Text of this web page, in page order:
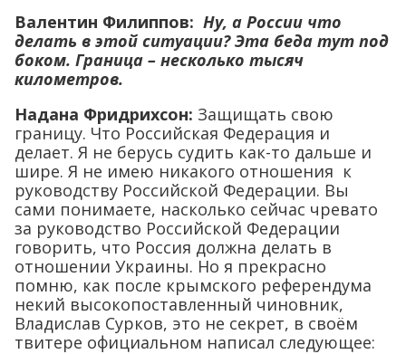
Валентин Филиппов: Ну, а России что
делать в этой ситуации? Эта беда тут под
боком. Граница – несколько тысяч
километров.
Надана Фридрихсон: Защищать свою
границу. Что Российская Федерация и
делает. Я не берусь судить как-то дальше и
шире. Я не имею никакого отношения к
руководству Российской Федерации. Вы
сами понимаете, насколько сейчас чревато
за руководство Российской Федерации
говорить, что Россия должна делать в
отношении Украины. Но я прекрасно
помню, как после крымского референдума
некий высокопоставленный чиновник,
Владислав Сурков, это не секрет, в своём
твитере официальном написал следующее: